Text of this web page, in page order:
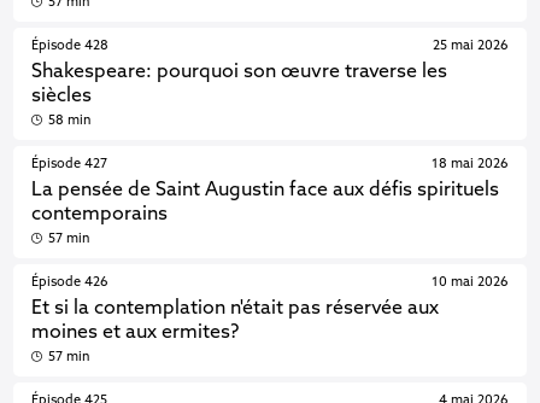
57 min
Épisode 428
Shakespeare: pourquoi son œuvre traverse les
siècles
25 mai 2026
58 min
Épisode 427
La pensée de Saint Augustin face aux défis spirituels
contemporains
18 mai 2026
57 min
Épisode 426
Et si la contemplation n'était pas réservée aux
moines et aux ermites?
10 mai 2026
57 min